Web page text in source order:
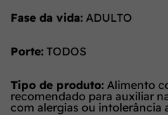
Fase da vida: ADULTO
Porte: TODOS
Tipo de produto: Alimento
recomendado para auxiliar
com alergias ou intolerância